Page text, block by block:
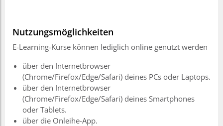
Nutzungsmöglichkeiten
E-Learning-Kurse können lediglich online genutzt werden
über den Internetbrowser
(Chrome/Firefox/Edge/Safari) deines PCs oder Laptops.
über den Internetbrowser
(Chrome/Firefox/Edge/Safari) deines Smartphones
oder Tablets.
über die Onleihe-App.